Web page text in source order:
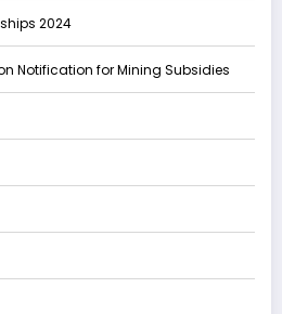
2024
Notification for Mining Subsidies